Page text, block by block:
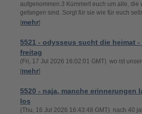
aufgenommen.3 Kümmert euch um alle, die
gefangen sind. Sorgt für sie wie für euch
[mehr]
5521 - odysseus sucht die heimat
freitag
(Fri, 17 Jul 2026 16:02:01 GMT) wo ist
[mehr]
5520 - naja, manche erinnerungen
los
(Thu, 16 Jul 2026 16:43:48 GMT) nach 40